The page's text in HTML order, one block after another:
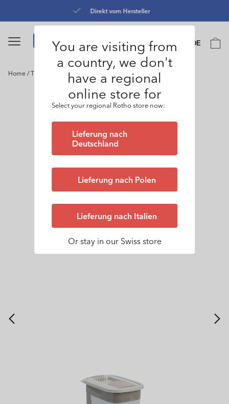
Inhalt
Direkt vom Hersteller
Sprache
DE
0
Home/Tierfutter Schüttdose 4,1 l FLO
You are visiting from
a country, we don't
have a regional
online store for
Select your regional Rotho store now:
Lieferung nach
Deutschland
Lieferung nach Polen
Lieferung nach Italien
Or stay in our Swiss store